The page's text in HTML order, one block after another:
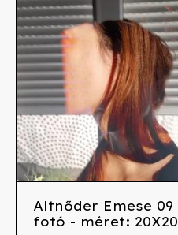
Altnőder Emese 09
fotó - méret: 20X20